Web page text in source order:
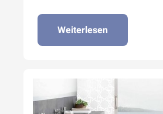
Weiterlesen